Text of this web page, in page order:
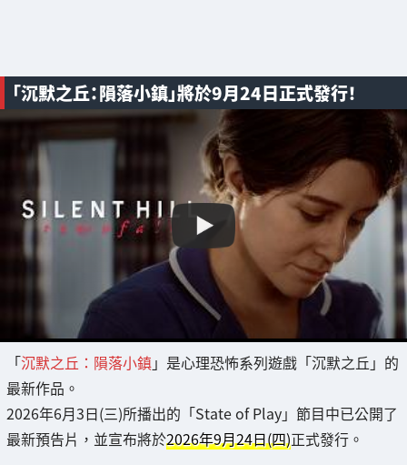
「沉默之丘：隕落小鎮」將於9月24日正式發行！
「沉默之丘：隕落小鎮」是心理恐怖系列遊戲「沉默之丘」的
最新作品。
2026年6月3日(三)所播出的「State of Play」節目中已公開了
最新預告片，並宣布將於2026年9月24日(四)正式發行。